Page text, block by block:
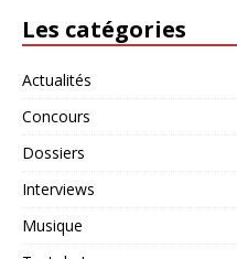
Les catégories
Actualités
Concours
Dossiers
Interviews
Musique